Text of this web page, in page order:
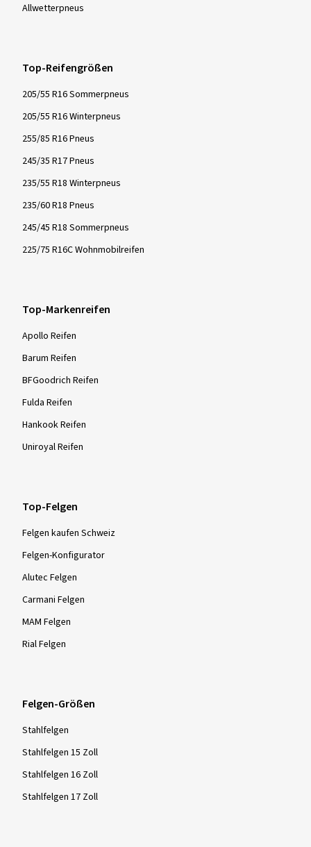
Allwetter­pneus
Top-Reifengrößen
205/55 R16 Sommerpneus
205/55 R16 Winterpneus
255/85 R16 Pneus
245/35 R17 Pneus
235/55 R18 Winterpneus
235/60 R18 Pneus
245/45 R18 Sommerpneus
225/75 R16C Wohnmobilreifen
Top-Markenreifen
Apollo Reifen
Barum Reifen
BFGoodrich Reifen
Fulda Reifen
Hankook Reifen
Uniroyal Reifen
Top-Felgen
Felgen kaufen Schweiz
Felgen-Konfigurator
Alutec Felgen
Carmani Felgen
MAM Felgen
Rial Felgen
Felgen-Größen
Stahlfelgen
Stahlfelgen 15 Zoll
Stahlfelgen 16 Zoll
Stahlfelgen 17 Zoll